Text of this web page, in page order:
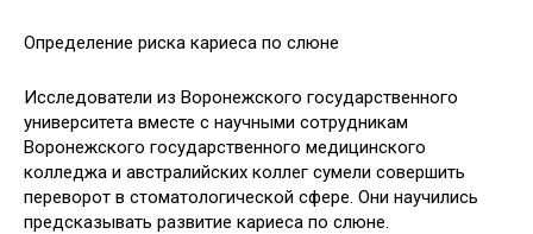
Определение риска кариеса по слюне
Исследователи из Воронежского государственного
университета вместе с научными сотрудникам
Воронежского государственного медицинского
колледжа и австралийских коллег сумели совершить
переворот в стоматологической сфере. Они научились
предсказывать развитие кариеса по слюне.